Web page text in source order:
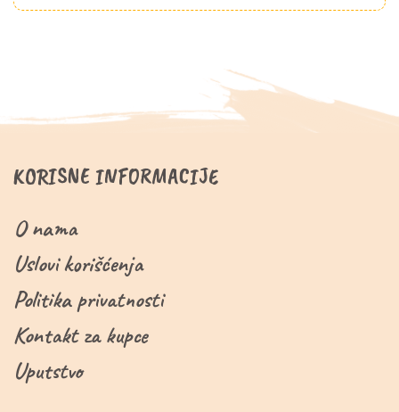
KORISNE INFORMACIJE
O nama
Uslovi korišćenja
Politika privatnosti
Kontakt za kupce
Uputstvo